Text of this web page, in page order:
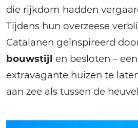
die rijkdom hadden
Tijdens hun overzeese
Catalanen geïnspireerd
bouwstijl en besloten –
extravagante huizen te
aan zee als tussen de